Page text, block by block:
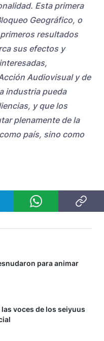
Esta primera
Geográfico, o
resultados
sus efectos y
Audiovisual y de
industria pueda
y que los
plenamente de la
país, sino como
para animar
voces de los seiyuus